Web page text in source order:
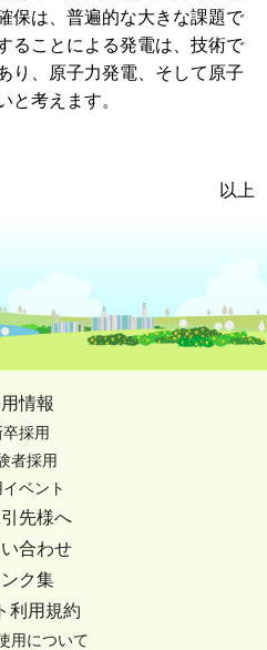
保は、普遍的な大きな課題で
ることによる発電は、技術で
り、原子力発電、そして原子
と考えます。
以上
情報
卒採用
者採用
ベント
先様へ
合わせ
ンク集
利用規約
用について